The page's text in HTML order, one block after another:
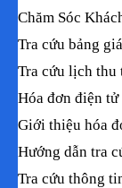
Chăm Sóc
Tra cứu bảng
Tra cứu lịch thu
Hóa đơn điện tử
Giới thiệu hóa
Hướng dẫn tra
Tra cứu thông